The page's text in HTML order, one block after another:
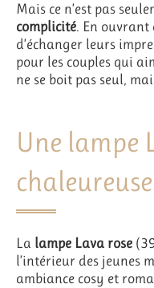
Mais ce n’est pas
complicité. En ouvrant
d’échanger leurs
pour les couples qui
ne se boit pas seul,
Une lampe
chaleureuse
La lampe Lava rose
l’intérieur des jeunes
ambiance cosy et